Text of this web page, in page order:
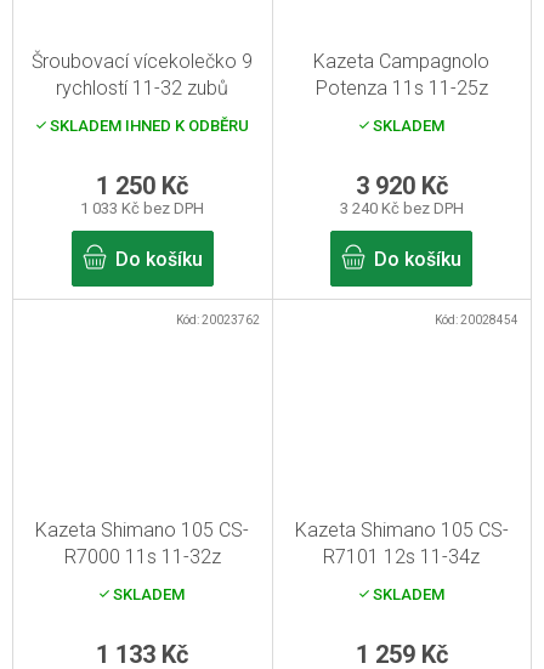
Šroubovací vícekolečko 9
rychlostí 11-32 zubů
SKLADEM IHNED K ODBĚRU
1 033 Kč bez DPH
1 250 Kč
Do košíku
Kazeta Campagnolo
Potenza 11s 11-25z
SKLADEM
3 240 Kč bez DPH
3 920 Kč
Do košíku
Kazeta Shimano 105 CS-
R7000 11s 11-32z
SKLADEM
1 133 Kč
Kód:20023762
Kazeta Shimano 105 CS-
R7101 12s 11-34z
SKLADEM
1 259 Kč
Kód:20028454